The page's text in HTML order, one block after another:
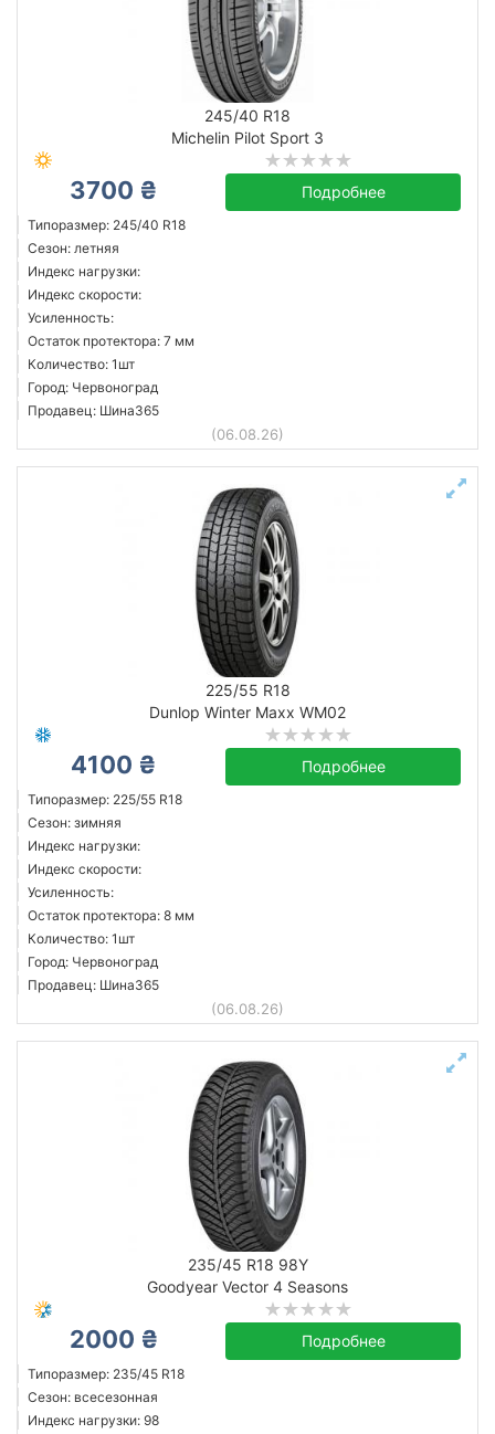
245/40 R18
Michelin Pilot Sport 3
3700 ₴ Подробнее
Типоразмер: 245/40 R18
Сезон: летняя
Индекс нагрузки:
Индекс скорости:
Усиленность:
Остаток протектора: 7 мм
Количество: 1шт
Город: Червоноград
Продавец: Шина365
(06.08.26)
225/55 R18
Dunlop Winter Maxx WM02
4100 ₴ Подробнее
Типоразмер: 225/55 R18
Сезон: зимняя
Индекс нагрузки:
Индекс скорости:
Усиленность:
Остаток протектора: 8 мм
Количество: 1шт
Город: Червоноград
Продавец: Шина365
(06.08.26)
235/45 R18 98Y
Goodyear Vector 4 Seasons
2000 ₴ Подробнее
Типоразмер: 235/45 R18
Сезон: всесезонная
Индекс нагрузки: 98